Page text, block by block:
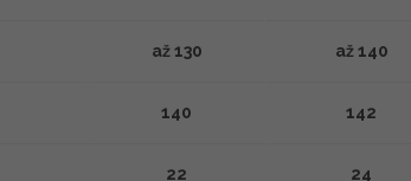
až 130 až 140
140 142
22 24